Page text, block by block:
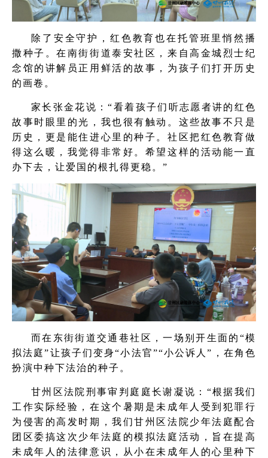
除了安全守护，红色教育也在托管班里悄然播
撒种子。在南街街道泰安社区，来自高金城烈士纪
念馆的讲解员正用鲜活的故事，为孩子们打开历史
的画卷。
家长张金花说：“看着孩子们听志愿者讲的红色
故事时眼里的光，我也很有触动。这些故事不只是
历史，更是能住进心里的种子。社区把红色教育做
得这么暖，我觉得非常好。希望这样的活动能一直
办下去，让爱国的根扎得更稳。”
而在东街街道交通巷社区，一场别开生面的“模
拟法庭”让孩子们变身“小法官”“小公诉人”，在角色
扮演中种下法治的种子。
甘州区法院刑事审判庭庭长谢凝说：“根据我们
工作实际经验，在这个暑期是未成年人受到犯罪行
为侵害的高发时期，我们甘州区法院少年法庭配合
团区委搞这次少年法庭的模拟法庭活动，旨在提高
未成年人的法律意识，从小在未成年人的心里种下